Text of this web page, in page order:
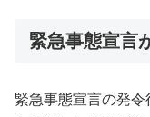
緊急事態宣言
緊急事態宣言の発